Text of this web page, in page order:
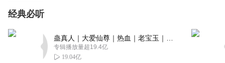
经典必听
专辑播放量超19.4亿
19.04亿